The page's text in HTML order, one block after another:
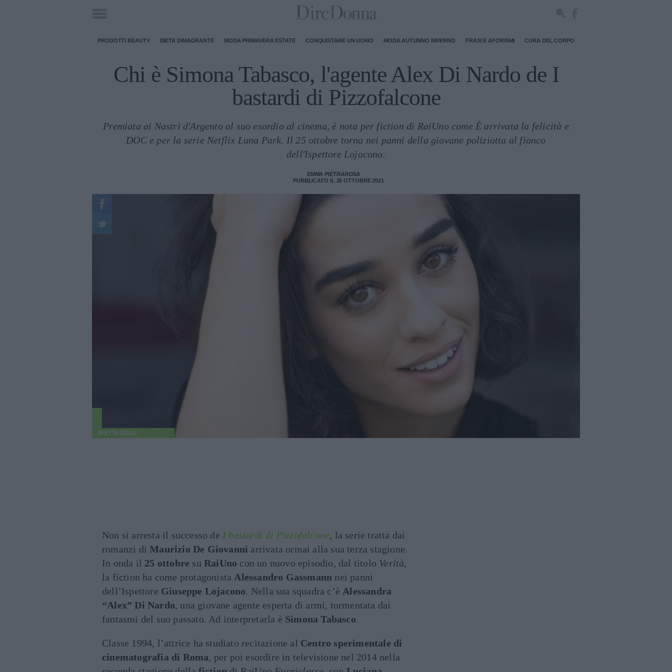
PRODOTTI BEAUTY DIETA DIMAGRANTE MODA PRIMAVERA ESTATE CONQUISTARE UN UOMO MODA AUTUNNO INVERNO FRASI E AFORISMI CURA DEL CORPO
Chi è Simona Tabasco, l'agente Alex Di Nardo de I
bastardi di Pizzofalcone
Premiata ai Nastri d'Argento al suo esordio al cinema, è nota per fiction di RaiUno come È arrivata la felicità e
DOC e per la serie Netflix Luna Park. Il 25 ottobre torna nei panni della giovane poliziotta al fianco
dell'Ispettore Lojacono.
EMMA PIETRAROSA
PUBBLICATO IL 25 OTTOBRE 2021
SPETTACOLO
Non si arresta il successo de I bastardi di Pizzofalcone, la serie tratta dai
romanzi di Maurizio De Giovanni arrivata ormai alla sua terza stagione.
In onda il 25 ottobre suRaiUno con un nuovo episodio, dal titolo Verità,
la fiction ha come protagonista Alessandro Gassmann nei panni
dell’Ispettore Giuseppe Lojacono. Nella sua squadra c’è Alessandra
“Alex” Di Nardo, una giovane agente esperta di armi, tormentata dai
fantasmi del suo passato. Ad interpretarla è Simona Tabasco.
Classe 1994, l’attrice ha studiato recitazione al Centro sperimentale di
cinematografia di Roma, per poi esordire in televisione nel 2014 nella